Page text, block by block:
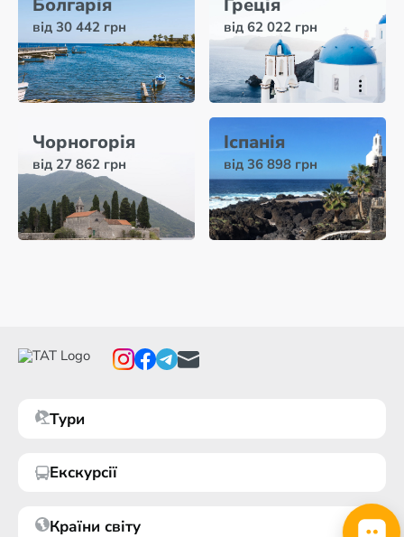
Болгарія
від 30 442 грн
Греція
від 62 022 грн
Чорногорія
від 27 862 грн
Іспанія
від 36 898 грн
Тури
Екскурсії
Країни світу